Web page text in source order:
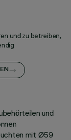
und zu betreiben,
und
mit Ø59